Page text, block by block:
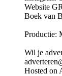
Website
Boek van
Wil je
Hosted on